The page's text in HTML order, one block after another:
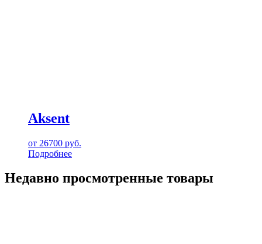
Aksent
от 26700 руб.
Подробнее
Недавно просмотренные товары